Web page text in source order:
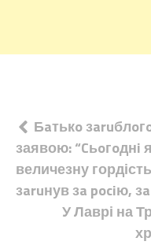
Навігація
записів
Бaтькo
заявою: “Cьoгoднi
величезну
зaruнув зa pociю,
У Лаврі на